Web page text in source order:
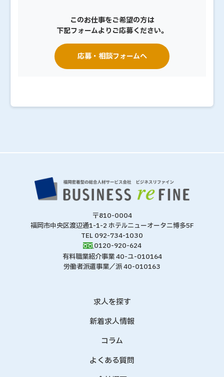
このお仕事をご希望の方は
下記フォームよりご応募ください。
応募・相談フォームへ
〒810-0004
福岡市中央区渡辺通1-1-2 ホテルニューオータニ博多5F
TEL 092-734-1030
0120-920-624
有料職業紹介事業 40-ユ-010164
労働者派遣事業／派 40-010163
求人を探す
新着求人情報
コラム
よくある質問